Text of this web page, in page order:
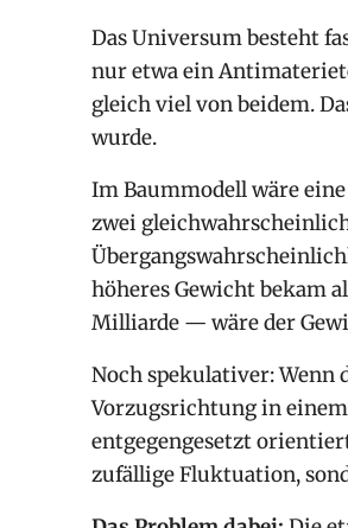
Das Universum besteht
nur etwa ein
gleich viel von beidem.
wurde.
Im Baummodell wäre
zwei
höheres Gewicht bekam
Milliarde — wäre der
Noch spekulativer: Wenn
Vorzugsrichtung in
entgegengesetzt
zufällige Fluktuation,